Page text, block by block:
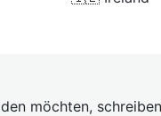
möchten,